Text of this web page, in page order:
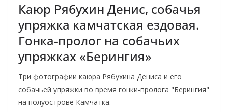
Каюр Рябухин Денис, собачья
упряжка камчатская ездовая.
Гонка-пролог на собачьих
упряжках «Берингия»
Три фотографии каюра Рябухина Дениса и его
собачьей упряжки во время гонки-пролога "Берингия"
на полуострове Камчатка.